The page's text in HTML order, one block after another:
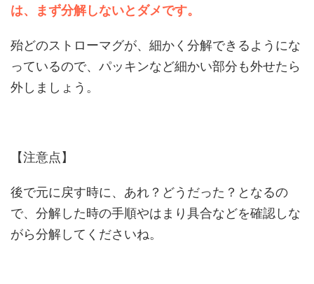
は、まず分解しないとダメです。
殆どのストローマグが、細かく分解できるようにな
っているので、パッキンなど細かい部分も外せたら
外しましょう。
【注意点】
後で元に戻す時に、あれ？どうだった？となるの
で、分解した時の手順やはまり具合などを確認しな
がら分解してくださいね。